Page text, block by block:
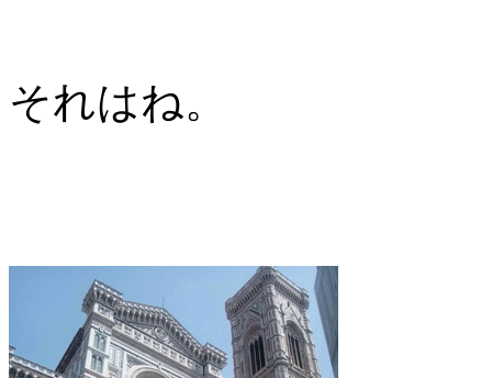
それはね。